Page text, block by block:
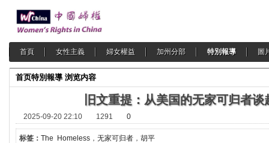
首頁 女性主義 婦女權益 加州分部 特別報導 圖
首页特別報導 浏览内容
旧文重提：从美国的无家可归者谈
2025-09-20 22:10 1291 0
标签： The Homeless ， 无家可归者 ， 胡平